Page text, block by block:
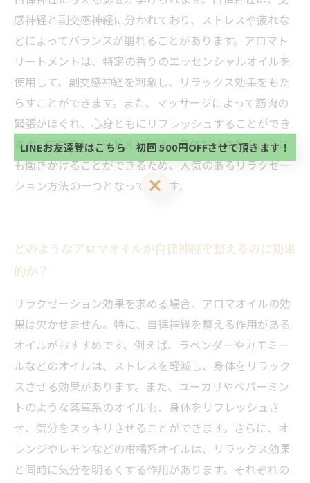
感神経と副交感神経に分かれており、ストレスや疲れな
どによってバランスが崩れることがあります。アロマト
リートメントは、特定の香りのエッセンシャルオイルを
使用して、副交感神経を刺激し、リラックス効果をもた
らすことができます。また、マッサージによって筋肉の
緊張がほぐれ、心身ともにリフレッシュすることができ
ます。アロマトリートメントは、身体だけでなく、心に
も働きかけることができるため、人気のあるリラクゼー
ション方法の一つとなっています。
どのようなアロマオイルが自律神経を整えるのに効果
的か？
リラクゼーション効果を求める場合、アロマオイルの効
果は欠かせません。特に、自律神経を整える作用がある
オイルがおすすめです。例えば、ラベンダーやカモミー
ルなどのオイルは、ストレスを軽減し、身体をリラック
スさせる効果があります。また、ユーカリやペパーミン
トのような薬草系のオイルも、身体をリフレッシュさ
せ、気分をスッキリさせることができます。さらに、オ
レンジやレモンなどの柑橘系オイルは、リラックス効果
と同時に気分を明るくする作用があります。それぞれの
当サロンの公式LINE@にお友達登録頂いたお客様は
初回 500円OFFさせて頂きます。 既に 追加済の
方、不必要な方 お手数ですが、✖印でお閉じ下さ
い。
LINEお友達登はこちら 初回 500円OFFさせて頂きます！
当サロンの公式LINE@にお友達登録頂いたお客様は
初回 500円OFFさせて頂きます。 既に 追加済の
方、不必要な方 お手数ですが、✖印でお閉じ下さ
い。
LINEお友達登はこちら 初回 500円OFFさせて頂きます！